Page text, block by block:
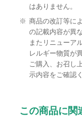
はありません。
※ 商品の改訂等に
の記載内容が異
またリニューア
レルギー物質が
ご購入、お召し
示内容をご確認
この商品に関